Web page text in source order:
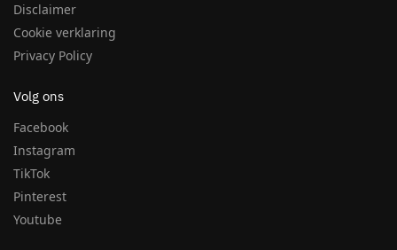
Disclaimer
Cookie verklaring
Privacy Policy
Volg ons
Facebook
Instagram
TikTok
Pinterest
Youtube